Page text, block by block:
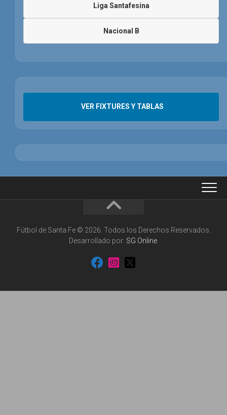
Liga Santafesina
Nacional B
VER FIXTURES Y TABLAS
Fútbol de Santa Fe © 2026. Todos los Derechos Reservados.
Desarrollado por: SG Online.